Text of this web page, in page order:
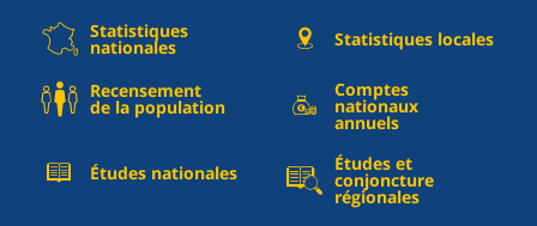
Statistiques
nationales Statistiques locales
Recensement
de la population
Comptes
nationaux
annuels
Études nationales Études et
conjoncture
régionales